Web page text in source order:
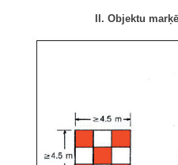
II. Objektu